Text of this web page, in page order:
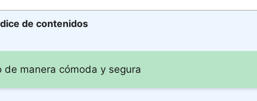
de contenidos
manera cómoda y segura